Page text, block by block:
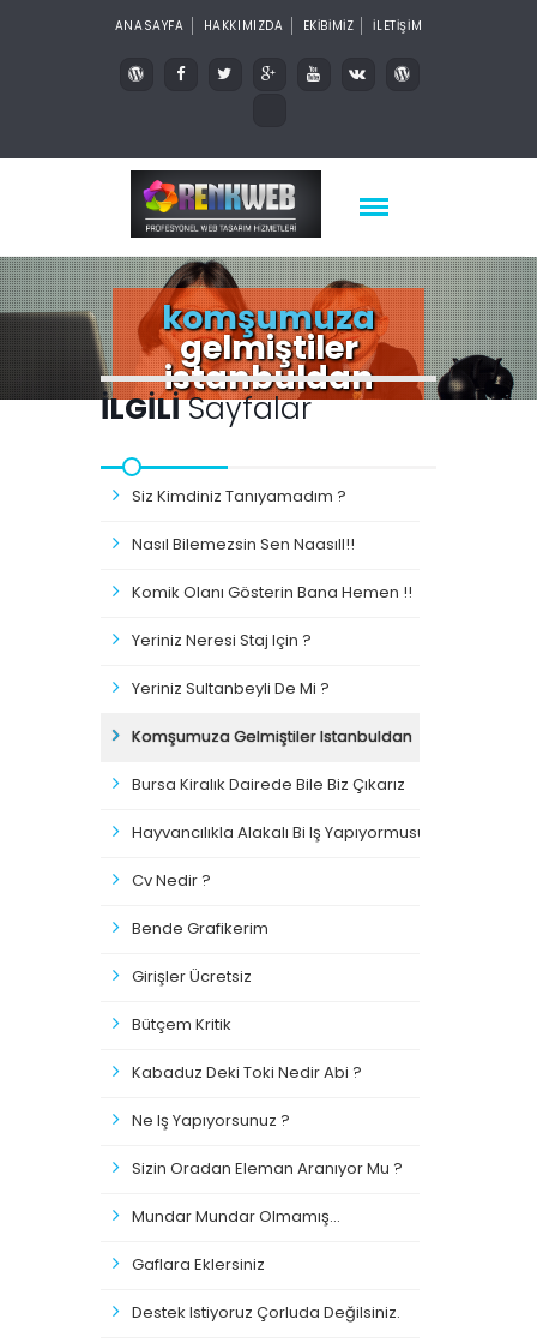
ANASAYFA HAKKIMIZDA EKİBİMİZ İLETİŞİM
komşumuza
gelmiştiler
istanbuldan
İLGİLİSayfalar
Siz Kimdiniz Tanıyamadım ?
Nasıl Bilemezsin Sen Naasıll!!
Komik Olanı Gösterin Bana Hemen !!
Yeriniz Neresi Staj Için ?
Yeriniz Sultanbeyli De Mi ?
Komşumuza Gelmiştiler Istanbuldan
Bursa Kiralık Dairede Bile Biz Çıkarız
Hayvancılıkla Alakalı Bi Iş Yapıyormusunuz?
Cv Nedir ?
Bende Grafikerim
Girişler Ücretsiz
Bütçem Kritik
Kabaduz Deki Toki Nedir Abi ?
Ne Iş Yapıyorsunuz ?
Sizin Oradan Eleman Aranıyor Mu ?
Mundar Mundar Olmamış...
Gaflara Eklersiniz
Destek Istiyoruz Çorluda Değilsiniz.